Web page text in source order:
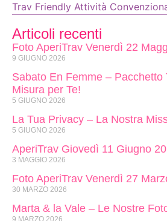
Trav Friendly Attività
Articoli recenti
Foto AperiTrav Venerdì 22
9 GIUGNO 2026
Sabato En Femme – Pacchetto
Misura per Te!
5 GIUGNO 2026
La Tua Privacy – La Nostra
5 GIUGNO 2026
AperiTrav Giovedì 11 Giugno
3 MAGGIO 2026
Foto AperiTrav Venerdì 27
30 MARZO 2026
Marta & la Vale – Le Nostre
9 MARZO 2026